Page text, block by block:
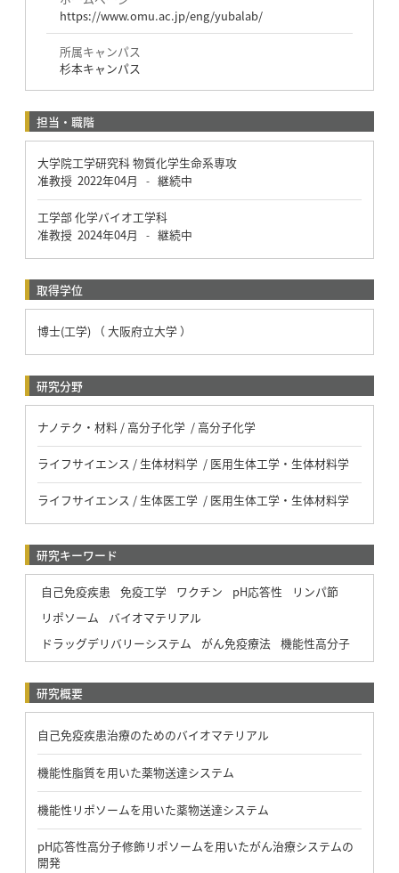
https://www.omu.ac.jp/eng/yubalab/
所属キャンパス
杉本キャンパス
担当・職階
大学院工学研究科 物質化学生命系専攻
准教授 2022年04月 - 継続中
工学部 化学バイオ工学科
准教授 2024年04月 - 継続中
取得学位
博士(工学) （ 大阪府立大学 ）
研究分野
ナノテク・材料 / 高分子化学 / 高分子化学
ライフサイエンス / 生体材料学 / 医用生体工学・生体材料学
ライフサイエンス / 生体医工学 / 医用生体工学・生体材料学
研究キーワード
自己免疫疾患 免疫工学 ワクチン pH応答性
リンパ節
リポソーム
バイオマテリアル
ドラッグデリバリーシステム
がん免疫療法 機能性高分子
研究概要
自己免疫疾患治療のためのバイオマテリアル
機能性脂質を用いた薬物送達システム
機能性リポソームを用いた薬物送達システム
pH応答性高分子修飾リポソームを用いたがん治療システムの
開発